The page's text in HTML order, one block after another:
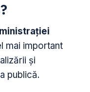
mai important
și
publică.